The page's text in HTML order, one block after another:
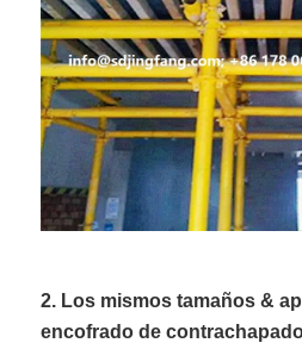
2. Los mismos tamaños &
encofrado de